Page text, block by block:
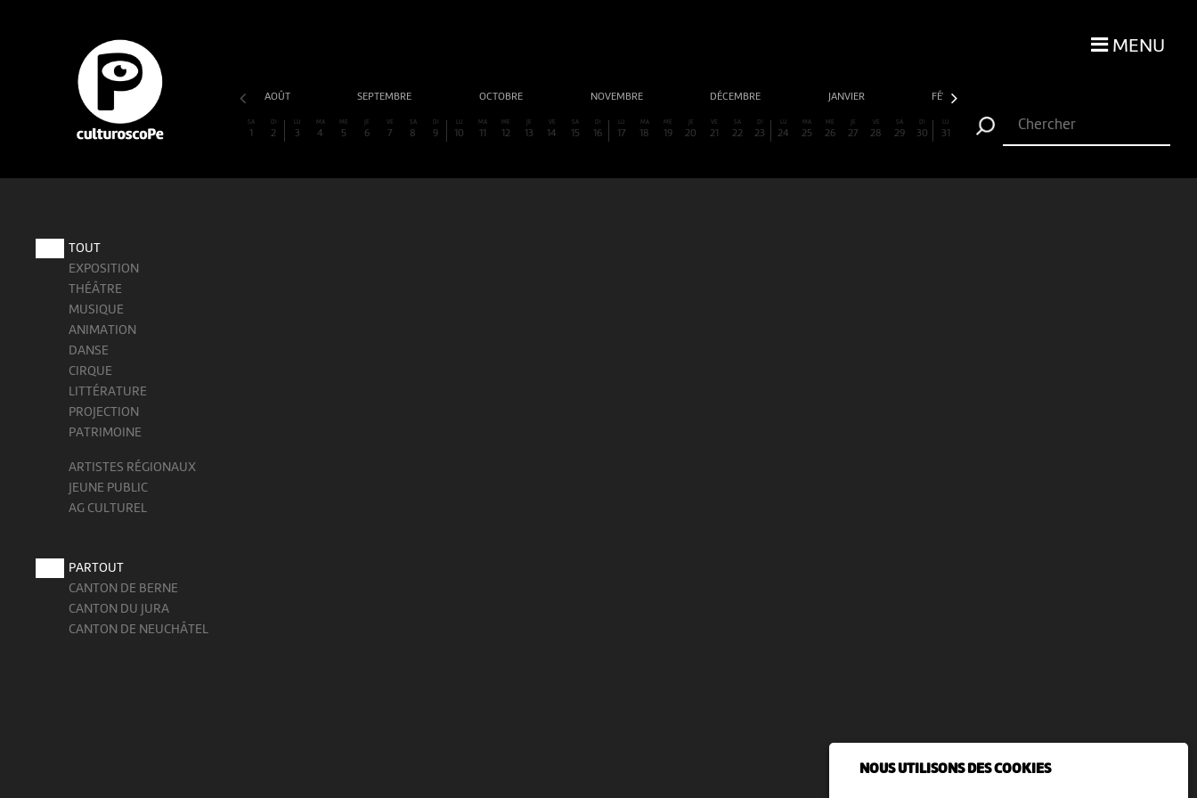
NOUS UTILISONS DES COOKIES
MENU
AOÛT SEPTEMBRE OCTOBRE NOVEMBRE DÉCEMBRE JANVIER FÉVRIER
SA
1
DI
2
LU
3
MA
4
ME
5
JE
6
VE
7
SA
8
DI
9
LU
10
MA
11
ME
12
JE
13
VE
14
SA
15
DI
16
LU
17
MA
18
ME
19
JE
20
VE
21
SA
22
DI
23
LU
24
MA
25
ME
26
JE
27
VE
28
SA
29
DI
30
LU
31
TOUT
EXPOSITION
THÉÂTRE
MUSIQUE
ANIMATION
DANSE
CIRQUE
LITTÉRATURE
PROJECTION
PATRIMOINE
ARTISTES RÉGIONAUX
JEUNE PUBLIC
AG CULTUREL
PARTOUT
CANTON DE BERNE
CANTON DU JURA
CANTON DE NEUCHÂTEL